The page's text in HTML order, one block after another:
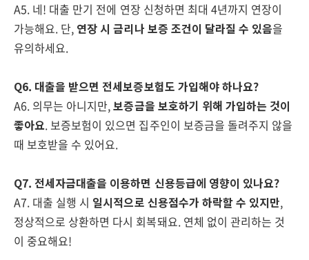
A5. 네! 대출 만기 전에 연장 신청하면 최대 4년까지 연장이
가능해요. 단, 연장 시 금리나 보증 조건이 달라질 수 있음을
유의하세요.
Q6. 대출을 받으면 전세보증보험도 가입해야 하나요?
A6. 의무는 아니지만,보증금을 보호하기 위해 가입하는 것이
좋아요. 보증보험이 있으면 집주인이 보증금을 돌려주지 않을
때 보호받을 수 있어요.
Q7. 전세자금대출을 이용하면 신용등급에 영향이 있나요?
A7. 대출 실행 시 일시적으로 신용점수가 하락할 수 있지만,
정상적으로 상환하면 다시 회복돼요. 연체 없이 관리하는 것
이 중요해요!